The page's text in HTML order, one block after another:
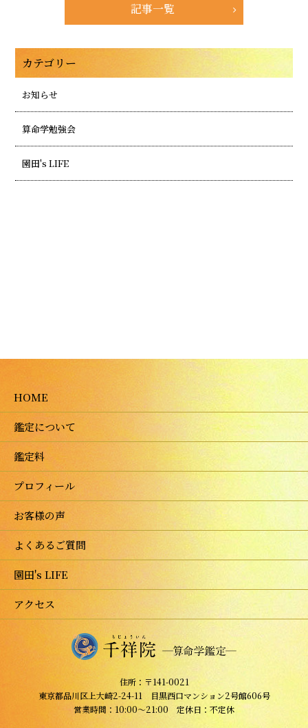
記事一覧
カテゴリー
お知らせ
算命学勉強会
園田's LIFE
HOME
鑑定について
鑑定料
プロフィール
お客様の声
よくあるご質問
園田's LIFE
アクセス
住所：〒141-0021
東京都品川区上大崎2-24-11 目黒西口マンション2号館606号
営業時間：10:00～21:00 定休日：不定休